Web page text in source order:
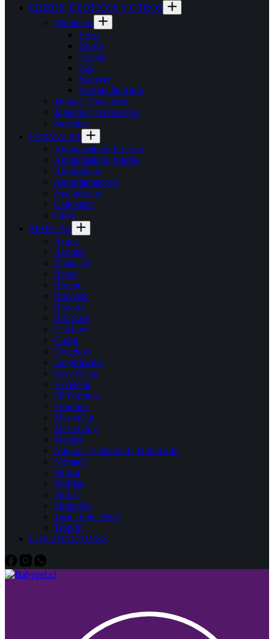
ERIZOS, EXOTICOS Y OTROS
Alimentos
Erizo
Hurón
Conejo
Cuy
Hamster
Tortuga de Agua
Jaulas y Transporte
Juguetes y Accesorios
Sustratos
FARMACIA
Antiparasitario Externo
Antiparasitario Interno
Antibióticos
Antinflamatorios
Analgésicos
Calmantes
Otros
MARCAS
Acana
Acomer
Balanced
Bayer
Bioline
Bravecto
Bravery
Brit Care
Catchow
Cremi
Dogchow
DragPharma
Easy Clean
Excellent
Fit Formula
Frontline
MasterCat
MasterDog
Mazuri
Naturals / Diamond / NutraGold
Nómade
Pipicat
ProPlan
Purina
Simparica
Taste of the Wild
Tropifit
LIQUIDACIONES